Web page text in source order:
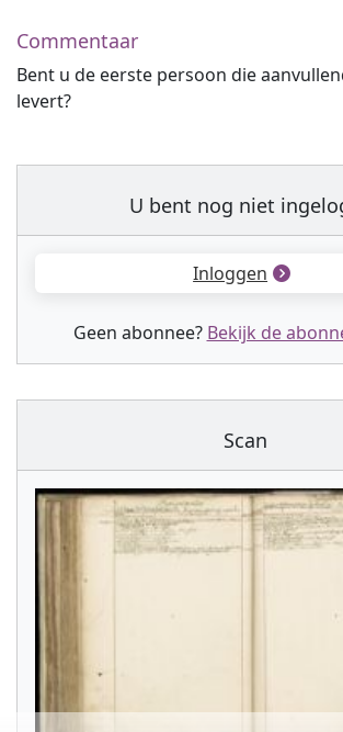
Commentaar
Bent u de eerste persoon die
levert?
U bent nog niet
Inloggen
Geen abonnee? Bekijk de
Scan